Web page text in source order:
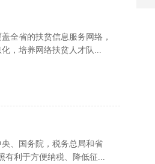
全省的扶贫信息服务网络，
，培养网络扶贫人才队...
、国务院，税务总局和省
有利于方便纳税、降低征...